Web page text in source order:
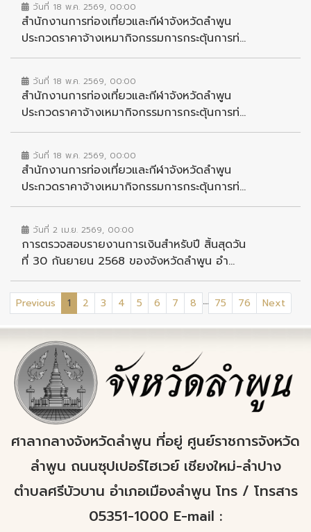
วันที่ 18 พ.ค. 2569, 00:00
สำนักงานการท่องเที่ยวและกีฬาจังหวัดลำพูน
ประกวดราคาจ้างเหมากิจกรรมการกระตุ้นการท่...
วันที่ 18 พ.ค. 2569, 00:00
สำนักงานการท่องเที่ยวและกีฬาจังหวัดลำพูน
ประกวดราคาจ้างเหมากิจกรรมการกระตุ้นการท่...
วันที่ 18 พ.ค. 2569, 00:00
สำนักงานการท่องเที่ยวและกีฬาจังหวัดลำพูน
ประกวดราคาจ้างเหมากิจกรรมการกระตุ้นการท่...
วันที่ 2 เม.ย. 2569, 00:00
การตรวจสอบรายงานการเงินสำหรับปี สิ้นสุดวัน
ที่ 30 กันยายน 2568 ของจังหวัดลำพูน อำ...
Previous 1 (current)
2 3 4 5 6 7 8 ... 75 76 Next
ศาลากลางจังหวัดลำพูน ที่อยู่ ศูนย์ราชการจังหวัด
ลำพูน ถนนซุปเปอร์ไฮเวย์ เชียงใหม่-ลำปาง
ตำบลศรีบัวบาน อำเภอเมืองลำพูน โทร / โทรสาร
05351-1000 E-mail :